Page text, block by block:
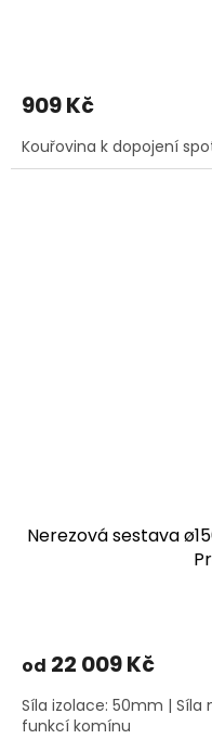
909 Kč
Kouřovina k dopojení
Nerezová sestava
od 22 009 Kč
Síla izolace: 50mm | Síla
funkcí komínu